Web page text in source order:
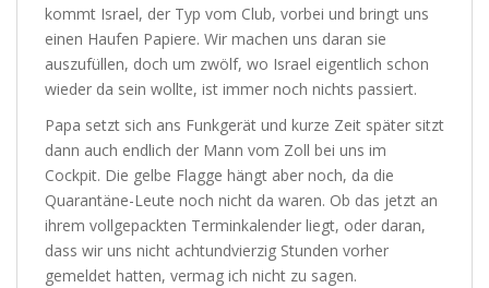
kommt Israel, der Typ vom Club, vorbei und bringt uns
einen Haufen Papiere. Wir machen uns daran sie
auszufüllen, doch um zwölf, wo Israel eigentlich schon
wieder da sein wollte, ist immer noch nichts passiert.
Papa setzt sich ans Funkgerät und kurze Zeit später sitzt
dann auch endlich der Mann vom Zoll bei uns im
Cockpit. Die gelbe Flagge hängt aber noch, da die
Quarantäne-Leute noch nicht da waren. Ob das jetzt an
ihrem vollgepackten Terminkalender liegt, oder daran,
dass wir uns nicht achtundvierzig Stunden vorher
gemeldet hatten, vermag ich nicht zu sagen.